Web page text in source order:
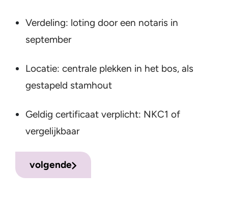
Verdeling: loting door een notaris in
september
Locatie: centrale plekken in het bos, als
gestapeld stamhout
Geldig certificaat verplicht: NKC1 of
vergelijkbaar
volgende